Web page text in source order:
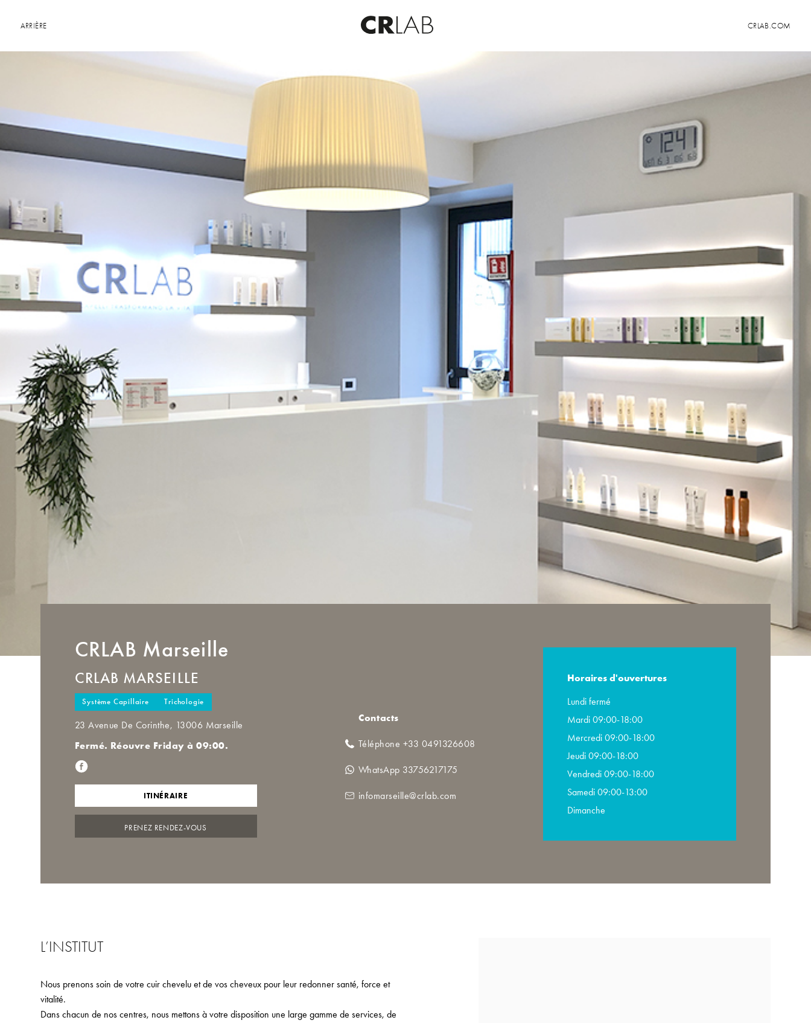
ARRIÈRE CRLAB.COM
CRLAB Marseille
CRLAB MARSEILLE
Système Capillaire Trichologie
23 Avenue De Corinthe, 13006 Marseille
Fermé. Réouvre Friday à 09:00.
ITINÉRAIRE
PRENEZ RENDEZ-VOUS
Contacts
Téléphone +33 0491326608
WhatsApp 33756217175
infomarseille@crlab.com
Horaires d'ouvertures
Lundi fermé
Mardi 09:00-18:00
Mercredi 09:00-18:00
Jeudi 09:00-18:00
Vendredi 09:00-18:00
Samedi 09:00-13:00
Dimanche
L’INSTITUT
Nous prenons soin de votre cuir chevelu et de vos cheveux pour leur redonner santé, force et
vitalité.
Dans chacun de nos centres, nous mettons à votre disposition une large gamme de services, de